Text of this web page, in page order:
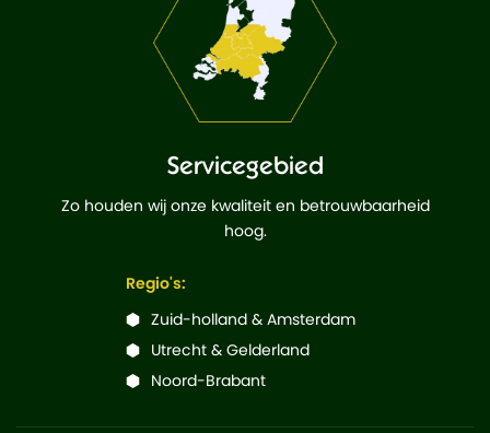
Servicegebied
Zo houden wij onze kwaliteit en betrouwbaarheid
hoog.
Regio's:
Zuid-holland & Amsterdam
Utrecht & Gelderland
Noord-Brabant